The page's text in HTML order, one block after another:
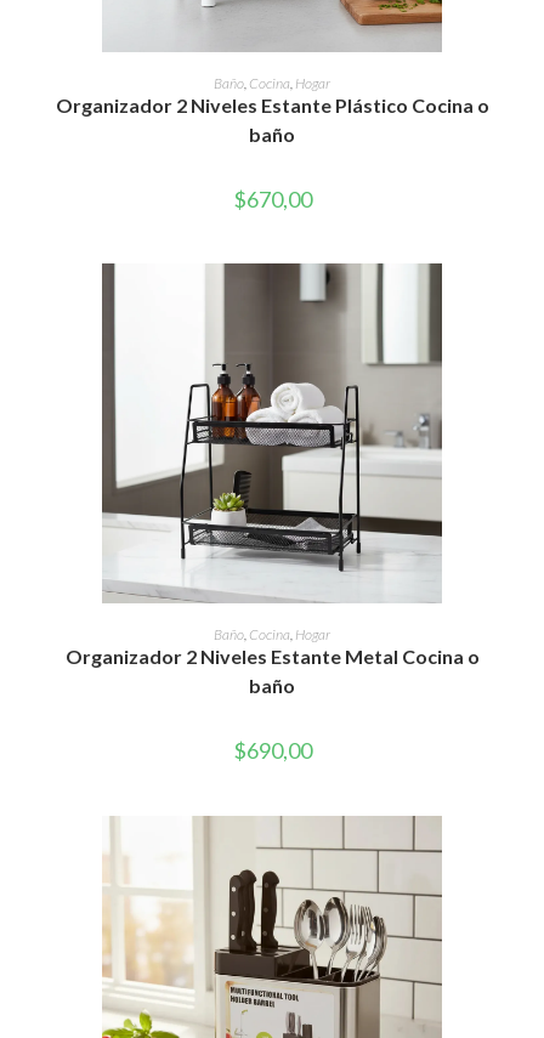
SELECCIONAR OPCIONES
Este
producto
tiene
múltiples
variantes.
Las
pueden
elegir
página
producto
Baño Cocina Hogar
Organizador 2 Niveles Estante Plástico Cocina o
baño
$670,00
AÑADIR AL CARRITO
Baño, Cocina, Hogar
Organizador 2 Niveles Estante Metal Cocina o
baño
$690,00